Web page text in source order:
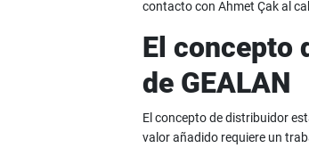
contacto con Ahmet Çak al
El concepto
de GEALAN
El concepto de distribuidor
valor añadido requiere un